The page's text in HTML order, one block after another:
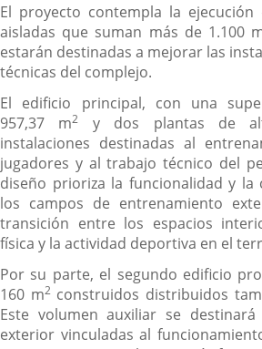
El proyecto contempla la ejecución
aisladas que suman más de 1.100
estarán destinadas a mejorar las
técnicas del complejo.
El edificio principal, con una
957,37 m2
y dos plantas de
instalaciones destinadas al
jugadores y al trabajo técnico del
diseño prioriza la funcionalidad y la
los campos de entrenamiento
transición entre los espacios
física y la actividad deportiva en el
Por su parte, el segundo edificio
160 m2construidos distribuidos
Este volumen auxiliar se
exterior vinculadas al